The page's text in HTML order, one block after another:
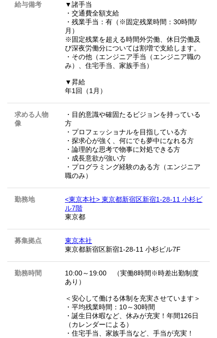
給与備考
▼諸手当
・交通費全額支給
・残業手当：有（※固定残業時間：30時間/
月）
※固定残業を超える時間外労働、休日労働及
び深夜労働分については割増で支給します。
・その他（エンジニア手当（エンジニア職の
み）、住宅手当、家族手当）
▼昇給
年1回（1月）
求める人物
像
・目的意識や確固たるビジョンを持っている
方
・プロフェッショナルを目指している方
・探求心が強く、何にでも夢中になれる方
・論理的な思考で物事に対処できる方
・成長意欲が強い方
・プログラミング経験のある方（エンジニア
職のみ）
勤務地
<東京本社> 東京都新宿区新宿1-28-11 小杉ビ
ル7階
東京都
募集拠点
東京本社
東京都新宿区新宿1-28-11 小杉ビル7F
勤務時間
10:00～19:00 （実働8時間※時差出勤制度
あり）
＜安心して働ける体制を充実させています＞
・平均残業時間：10～30時間
・誕生日休暇など、休みが充実！年間126日
（カレンダーによる）
・住宅手当、家族手当など、手当が充実！